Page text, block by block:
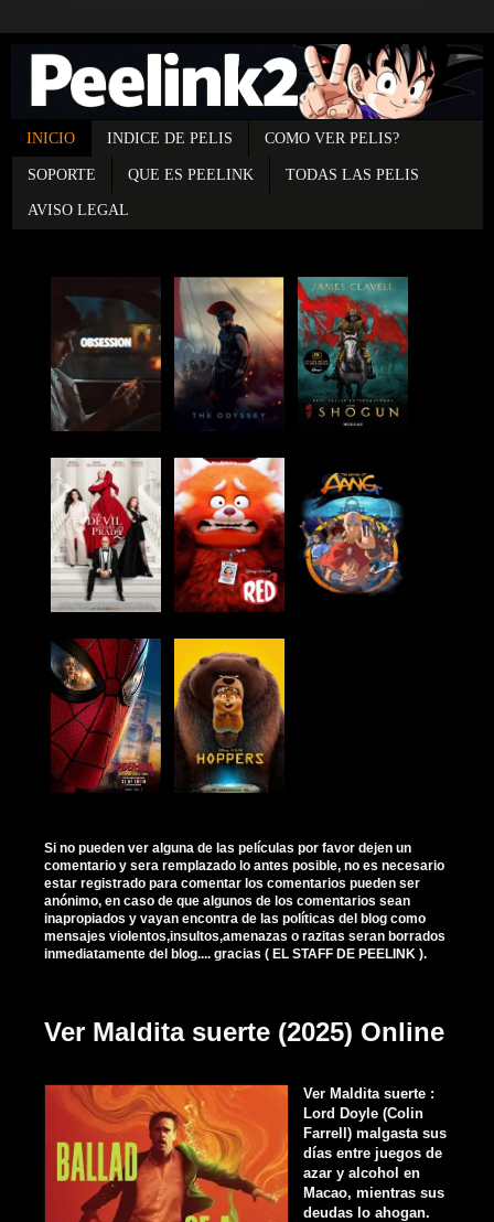
INICIO INDICE DE PELIS COMO VER PELIS?
SOPORTE QUE ES PEELINK TODAS LAS PELIS
AVISO LEGAL
Si no pueden ver alguna de las películas por favor dejen un
comentario y sera remplazado lo antes posible, no es necesario
estar registrado para comentar los comentarios pueden ser
anónimo, en caso de que algunos de los comentarios sean
inapropiados y vayan encontra de las políticas del blog como
mensajes violentos,insultos,amenazas o razitas seran borrados
inmediatamente del blog.... gracias ( EL STAFF DE PEELINK ).
Ver Maldita suerte (2025) Online
Ver Maldita suerte :
Lord Doyle (Colin
Farrell) malgasta sus
días entre juegos de
azar y alcohol en
Macao, mientras sus
deudas lo ahogan.